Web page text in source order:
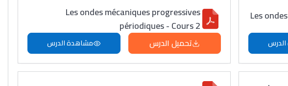
Les
Les ondes mécaniques progressives
périodiques - Cours 2
تحميل الدرس مشاهدة الدرس